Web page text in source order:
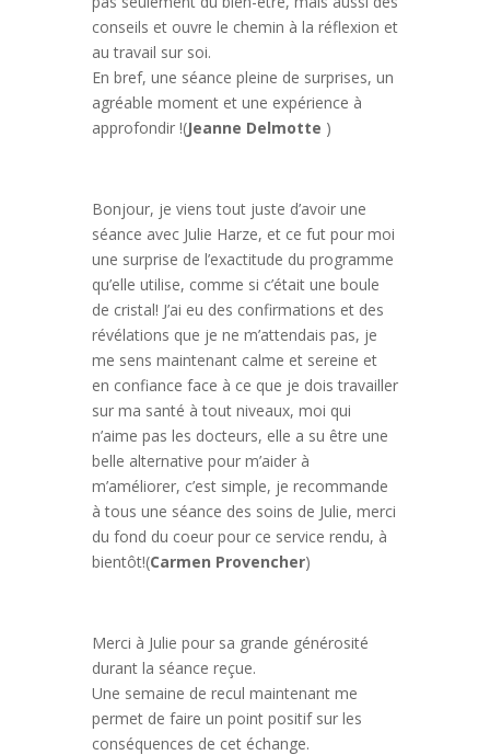
conseils et ouvre le chemin à la réflexion et
au travail sur soi.
En bref, une séance pleine de surprises, un
agréable moment et une expérience à
approfondir !(Jeanne Delmotte )
Bonjour, je viens tout juste d’avoir une
séance avec Julie Harze, et ce fut pour moi
une surprise de l’exactitude du programme
qu’elle utilise, comme si c’était une boule
de cristal! J’ai eu des confirmations et des
révélations que je ne m’attendais pas, je
me sens maintenant calme et sereine et
en confiance face à ce que je dois travailler
sur ma santé à tout niveaux, moi qui
n’aime pas les docteurs, elle a su être une
belle alternative pour m’aider à
m’améliorer, c’est simple, je recommande
à tous une séance des soins de Julie, merci
du fond du coeur pour ce service rendu, à
bientôt!(Carmen Provencher)
Merci à Julie pour sa grande générosité
durant la séance reçue.
Une semaine de recul maintenant me
permet de faire un point positif sur les
conséquences de cet échange.